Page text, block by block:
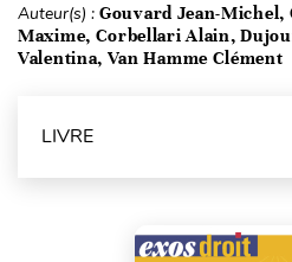
Auteur(s) : Gouvard Jean-Michel,
Maxime, Corbellari Alain,
Valentina, Van Hamme Clément
LIVRE